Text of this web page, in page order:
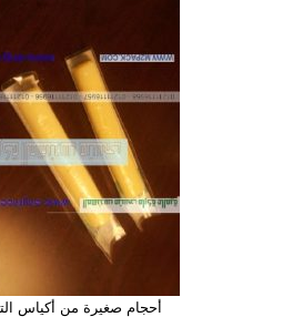
أحجام صغيرة من أكياس